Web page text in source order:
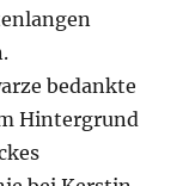
bedankte
Hintergrund